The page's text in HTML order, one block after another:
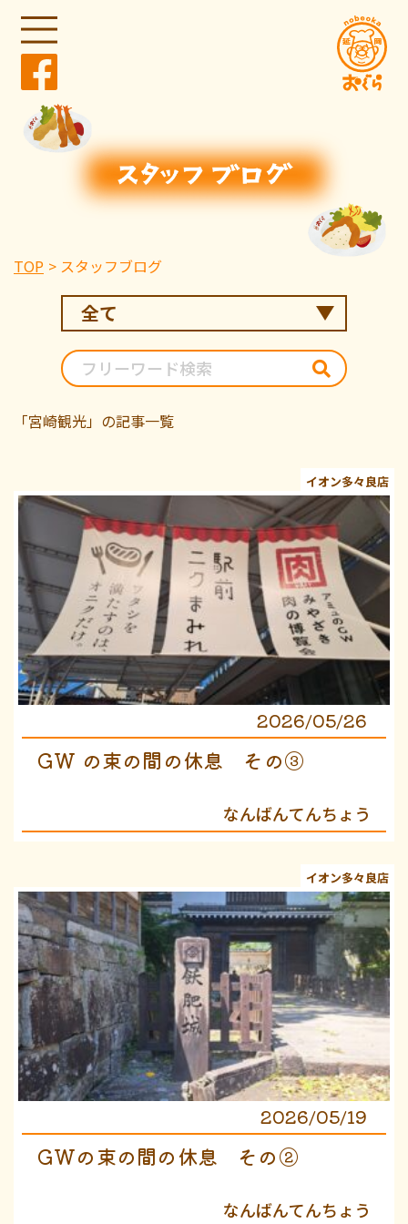
TOP スタッフブログ
「宮崎観光」の記事一覧
イオン多々良店
2026/05/26
GW の束の間の休息 その③
なんばんてんちょう
イオン多々良店
2026/05/19
GWの束の間の休息 その②
なんばんてんちょう